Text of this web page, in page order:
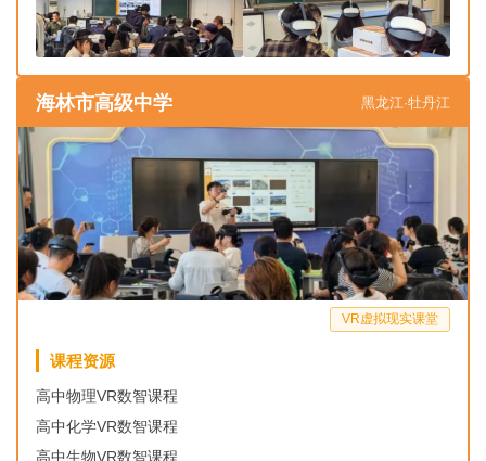
海林市高级中学 黑龙江·牡丹江
VR虚拟现实课堂
课程资源
高中物理VR数智课程
高中化学VR数智课程
高中生物VR数智课程